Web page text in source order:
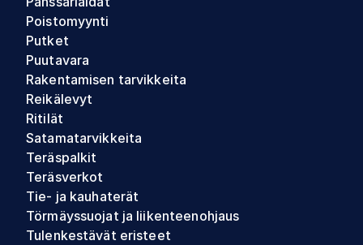
Poistomyynti
Putket
Puutavara
Rakentamisen tarvikkeita
Reikälevyt
Ritilät
Satamatarvikkeita
Teräspalkit
Teräsverkot
Tie- ja kauhaterät
Törmäyssuojat ja liikenteenohjaus
Tulenkestävät eristeet